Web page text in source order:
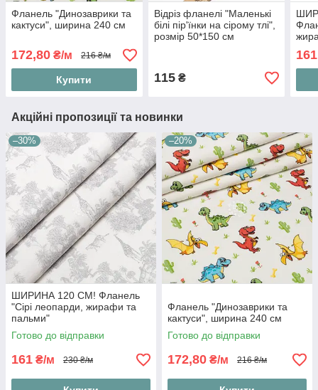
Фланель "Динозаврики та
кактуси", ширина 240 см
172,80 ₴/м 216 ₴/м
Купити
Відріз фланелі "Маленькі
білі пір'їнки на сірому тлі",
розмір 50*150 см
115₴
161
Акційні пропозиції та новинки
–30%
ШИРИНА 120 СМ! Фланель
"Сірі леопарди, жирафи та
пальми"
Готово до відправки
161 ₴/м 230 ₴/м
–20%
Фланель "Динозаврики та
кактуси", ширина 240 см
Готово до відправки
172,80 ₴/м 216 ₴/м